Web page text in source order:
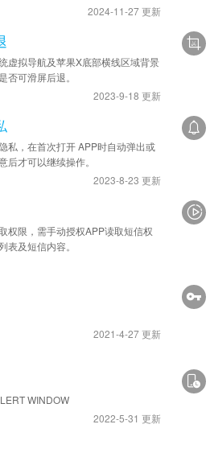
2024-11-27 更新
虚拟导航及苹果X底部横线区域背景
否可滑屏后退。
2023-9-18 更新
私，在首次打开 APP时自动弹出或
后才可以继续操作。
2023-8-23 更新
权限，需手动授权APP读取短信权
表及短信内容。
2021-4-27 更新
WINDOW
2022-5-31 更新